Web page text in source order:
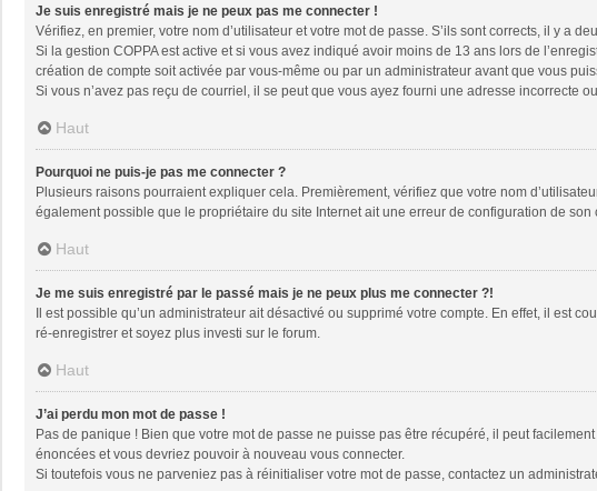
Je suis enregistré mais je ne peux pas me connecter !
Vérifiez, en premier, votre nom d’utilisateur et votre mot de passe. S’ils sont corrects, il y a
Si la gestion COPPA est active et si vous avez indiqué avoir moins de 13 ans lors de
création de compte soit activée par vous-même ou par un administrateur avant que vous
Si vous n’avez pas reçu de courriel, il se peut que vous ayez fourni une adresse incorrecte
Haut
Pourquoi ne puis-je pas me connecter ?
Plusieurs raisons pourraient expliquer cela. Premièrement, vérifiez que votre nom
également possible que le propriétaire du site Internet ait une erreur de configuration de son
Haut
Je me suis enregistré par le passé mais je ne peux plus me connecter ?!
Il est possible qu’un administrateur ait désactivé ou supprimé votre compte. En effet, il est
ré-enregistrer et soyez plus investi sur le forum.
Haut
J’ai perdu mon mot de passe !
Pas de panique ! Bien que votre mot de passe ne puisse pas être récupéré, il peut
énoncées et vous devriez pouvoir à nouveau vous connecter.
Si toutefois vous ne parveniez pas à réinitialiser votre mot de passe, contactez un